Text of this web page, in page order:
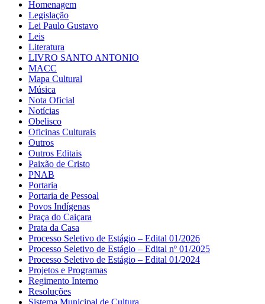
Homenagem
Legislação
Lei Paulo Gustavo
Leis
Literatura
LIVRO SANTO ANTONIO
MACC
Mapa Cultural
Música
Nota Oficial
Notícias
Obelisco
Oficinas Culturais
Outros
Outros Editais
Paixão de Cristo
PNAB
Portaria
Portaria de Pessoal
Povos Indígenas
Praça do Caiçara
Prata da Casa
Processo Seletivo de Estágio – Edital 01/2026
Processo Seletivo de Estágio – Edital nº 01/2025
Processo Seletivo de Estágio – Edital 01/2024
Projetos e Programas
Regimento Interno
Resoluções